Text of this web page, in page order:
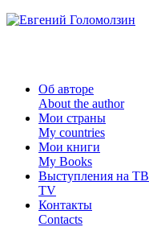
Об авторе
About the author
Мои страны
My countries
Мои книги
My Books
Выступления на ТВ
TV
Контакты
Contacts